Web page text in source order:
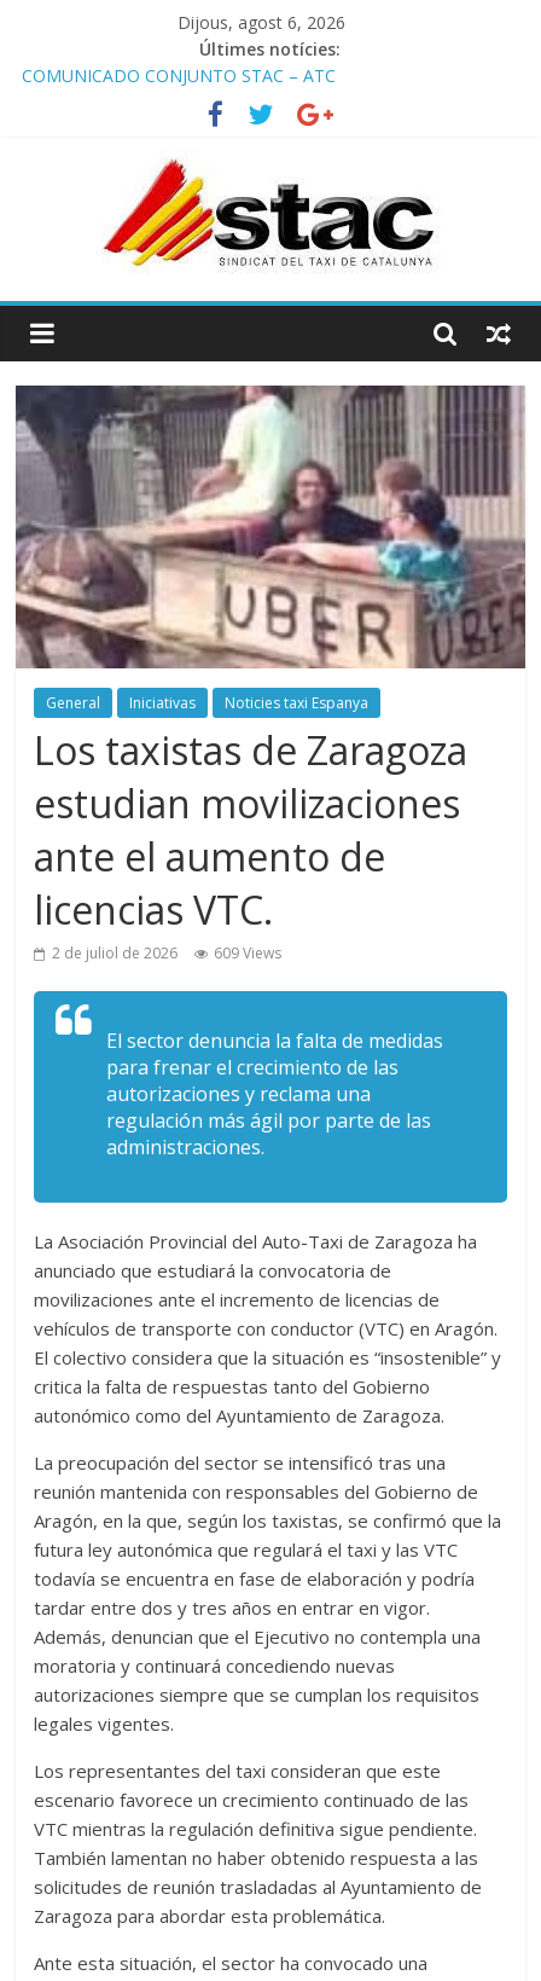
Dijous, agost 6, 2026
Últimes notícies:
COMUNICADO CONJUNTO STAC – ATC
Comunicado STAC/ ATC de la reunión con los Mossos d
‘Esquadra del aeropuerto de Barcelona.
Programa de Radio TAXI LIBRE 29.07.2026 en COOLTURA FM.
STAC/ATC SOLICITAN TAULA TÈCNICA PARA MEJORAR LA
OPERATIVA DE ENTRADA EN EL PUERTO DE BARCELONA.
Programa de Radio TAXI LIBRE 22.07.2026 en COOLTURA FM.
General Iniciativas Noticies taxi Espanya
Los taxistas de Zaragoza
estudian movilizaciones
ante el aumento de
licencias VTC.
2 de juliol de 2026 609 Views
El sector denuncia la falta de medidas
para frenar el crecimiento de las
autorizaciones y reclama una
regulación más ágil por parte de las
administraciones.
La Asociación Provincial del Auto-Taxi de Zaragoza ha
anunciado que estudiará la convocatoria de
movilizaciones ante el incremento de licencias de
vehículos de transporte con conductor (VTC) en Aragón.
El colectivo considera que la situación es “insostenible” y
critica la falta de respuestas tanto del Gobierno
autonómico como del Ayuntamiento de Zaragoza.
La preocupación del sector se intensificó tras una
reunión mantenida con responsables del Gobierno de
Aragón, en la que, según los taxistas, se confirmó que la
futura ley autonómica que regulará el taxi y las VTC
todavía se encuentra en fase de elaboración y podría
tardar entre dos y tres años en entrar en vigor.
Además, denuncian que el Ejecutivo no contempla una
moratoria y continuará concediendo nuevas
autorizaciones siempre que se cumplan los requisitos
legales vigentes.
Los representantes del taxi consideran que este
escenario favorece un crecimiento continuado de las
VTC mientras la regulación definitiva sigue pendiente.
También lamentan no haber obtenido respuesta a las
solicitudes de reunión trasladadas al Ayuntamiento de
Zaragoza para abordar esta problemática.
Ante esta situación, el sector ha convocado una